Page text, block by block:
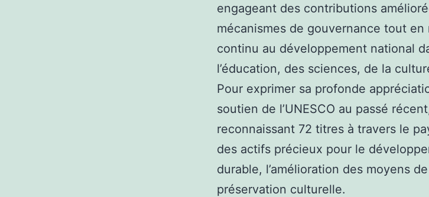
engageant des contributions
mécanismes de gouvernance tout
continu au développement national
l’éducation, des sciences, de la
Pour exprimer sa profonde
soutien de l’UNESCO au passé
reconnaissant 72 titres à travers le
des actifs précieux pour le
durable, l’amélioration des moyens
préservation culturelle.